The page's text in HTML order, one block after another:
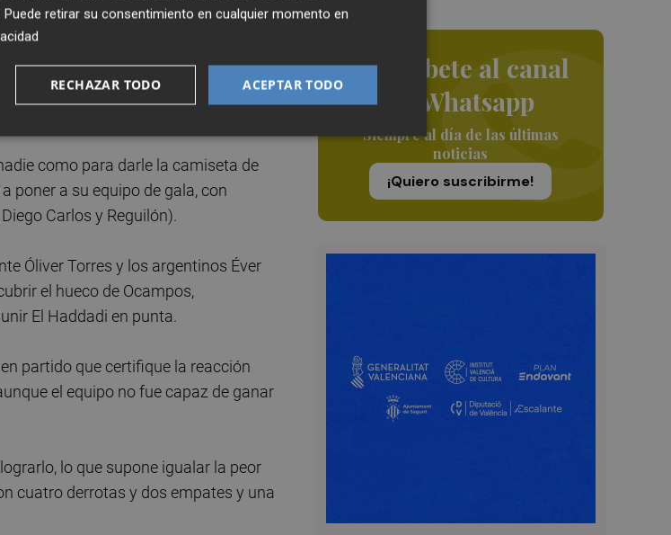
Suscríbete al canal
de Whatsapp
Siempre al día de las últimas
noticias
¡Quiero suscribirme!
su primera línea, tras alinear en
ha hecho en Europa, pese a seguir sin
Lucas Ocampos, que
como para darle la camiseta de
poner a su equipo de gala, con
Carlos y Reguilón).
Óliver Torres y los argentinos Éver
el hueco de Ocampos,
El Haddadi en punta.
partido que certifique la reacción
el equipo no fue capaz de ganar
lo que supone igualar la peor
cuatro derrotas y dos empates y una
. Puede retirar su consentimiento en cualquier momento en
ACEPTAR TODO
RECHAZAR TODO